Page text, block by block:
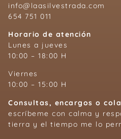
info@laasilvestrada.com
654 751 011
Horario de atención
Lunes a jueves
10:00 – 18:00 H
Viernes
10:00 – 15:00 H
Consultas, encargos o
escríbeme con calma y
tierra y el tiempo me lo